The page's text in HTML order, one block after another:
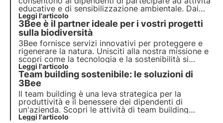
educative e di sensibilizzazione ambientale. Dai
laboratori di apicoltura alla nostra 3bee Academy
e alla degustazione della biodiversità, coinvolgete i
vostri dipendenti.
Leggi l'articolo
3Bee è il partner ideale per i vostri progetti
sulla biodiversità
3Bee fornisce servizi innovativi per proteggere e
rigenerare la natura. Unisciti alla nostra missione e
scopri come la tecnologia e la sostenibilità si
uniscono per creare un futuro più verde per le
aziende e il pianeta.
Leggi l'articolo
Team building sostenibile: le soluzioni di
3Bee
Il team building è una leva strategica per la
produttività e il benessere dei dipendenti di
un'azienda. Scopri le attività di team building
sostenibile di 3Bee focalizzate su sviluppo
Leggi l'articolo